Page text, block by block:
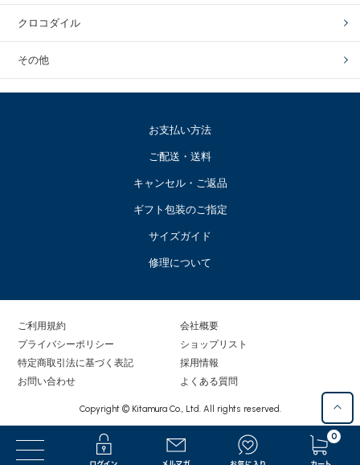
0
クロコダイル
その他
お支払い方法
ご配送・送料
キャンセル・ご返品
ギフト包装のご指定
サイズガイド
修理について
ご利用規約
プライバシーポリシー
特定商取引法に基づく表記
お問い合わせ
会社概要
ショップリスト
採用情報
よくある質問
Copyright © Kitamura Co., Ltd. All rights reserved.